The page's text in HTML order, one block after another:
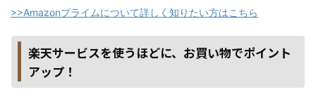
>>Amazonプライムについて詳しく知りたい方はこちら
楽天サービスを使うほどに、お買い物でポイント
アップ！